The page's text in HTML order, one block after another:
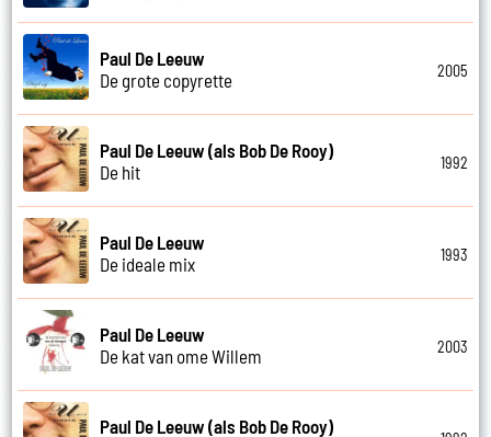
Paul De Leeuw
De grote copyrette
2005
Paul De Leeuw (als Bob De Rooy)
De hit
1992
Paul De Leeuw
De ideale mix
1993
Paul De Leeuw
De kat van ome Willem
2003
Paul De Leeuw (als Bob De Rooy)